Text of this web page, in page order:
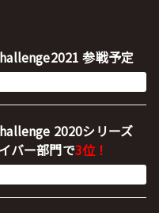
参戦予定
2020シリーズ
バー部門で3位！